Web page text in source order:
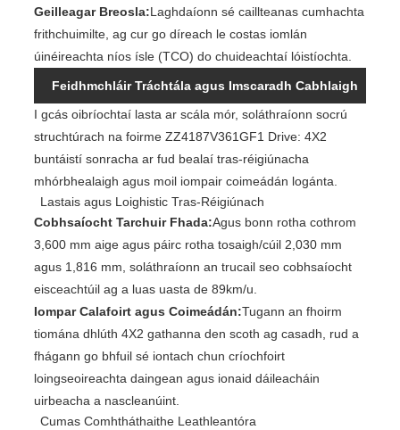
Geilleagar Breosla:Laghdaíonn sé caillteanas cumhachta
frithchuimilte, ag cur go díreach le costas iomlán
úinéireachta níos ísle (TCO) do chuideachtaí lóistíochta.
Feidhmchláir Tráchtála agus Imscaradh Cabhlaigh
I gcás oibríochtaí lasta ar scála mór, soláthraíonn socrú
struchtúrach na foirme ZZ4187V361GF1 Drive: 4X2
buntáistí sonracha ar fud bealaí tras-réigiúnacha
mhórbhealaigh agus moil iompair coimeádán logánta.
Lastais agus Loighistic Tras-Réigiúnach
Cobhsaíocht Tarchuir Fhada:Agus bonn rotha cothrom
3,600 mm aige agus páirc rotha tosaigh/cúil 2,030 mm
agus 1,816 mm, soláthraíonn an trucail seo cobhsaíocht
eisceachtúil ag a luas uasta de 89km/u.
Iompar Calafoirt agus Coimeádán:Tugann an fhoirm
tiomána dhlúth 4X2 gathanna den scoth ag casadh, rud a
fhágann go bhfuil sé iontach chun críochfoirt
loingseoireachta daingean agus ionaid dáileacháin
uirbeacha a nascleanúint.
Cumas Comhtháthaithe Leathleantóra